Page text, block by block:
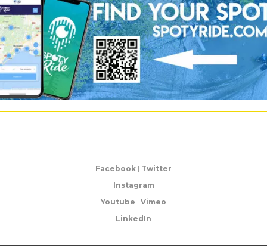
Facebook | Twitter
Instagram
Youtube | Vimeo
LinkedIn